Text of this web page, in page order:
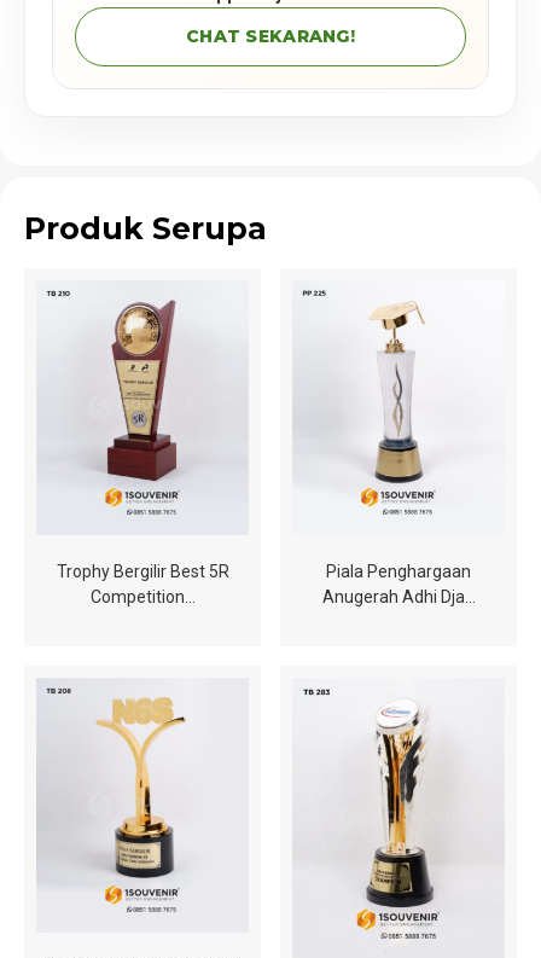
CHAT SEKARANG!
Produk Serupa
Trophy Bergilir Best 5R
Competition…
Piala Penghargaan
Anugerah Adhi Dja…